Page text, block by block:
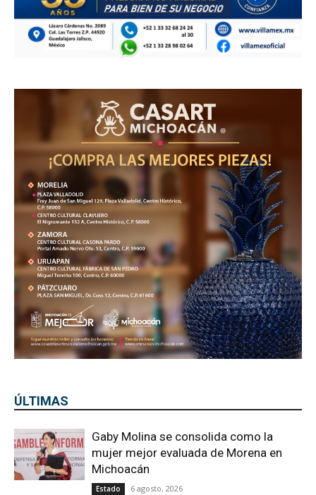
ÚLTIMAS
Gaby Molina se consolida como la
mujer mejor evaluada de Morena en
Michoacán
Estado 6 agosto, 2026